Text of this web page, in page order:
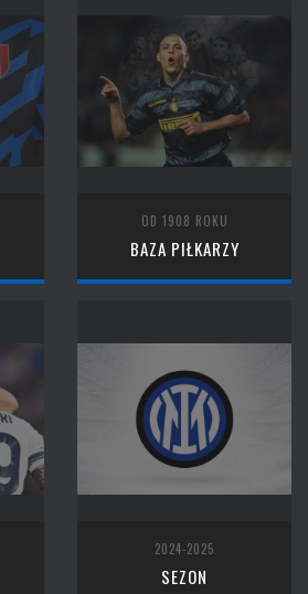
OD 1908 ROKU
BAZA PIŁKARZY
2024-2025
SEZON